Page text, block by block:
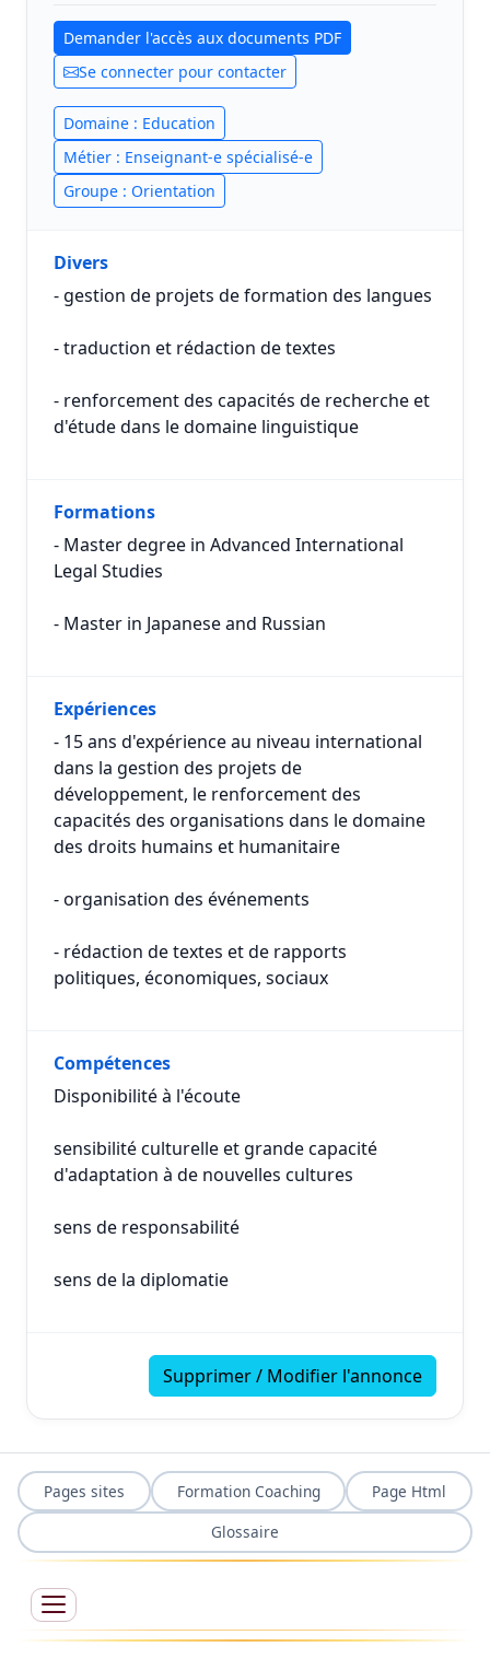
Demander l'accès aux documents PDF
Se connecter pour contacter
Domaine : Education
Métier : Enseignant-e spécialisé-e
Groupe : Orientation
Divers
- gestion de projets de formation des langues
- traduction et rédaction de textes
- renforcement des capacités de recherche et
d'étude dans le domaine linguistique
Formations
- Master degree in Advanced International
Legal Studies
- Master in Japanese and Russian
Expériences
- 15 ans d'expérience au niveau international
dans la gestion des projets de
développement, le renforcement des
capacités des organisations dans le domaine
des droits humains et humanitaire
- organisation des événements
- rédaction de textes et de rapports
politiques, économiques, sociaux
Compétences
Disponibilité à l'écoute
sensibilité culturelle et grande capacité
d'adaptation à de nouvelles cultures
sens de responsabilité
sens de la diplomatie
Supprimer / Modifier l'annonce
Pages sites Formation Coaching
Page Html
Glossaire